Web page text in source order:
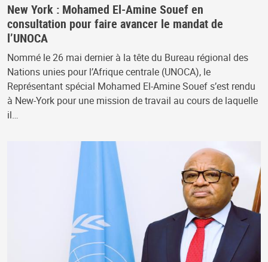
New York : Mohamed El-Amine Souef en
consultation pour faire avancer le mandat de
l’UNOCA
Nommé le 26 mai dernier à la tête du Bureau régional des
Nations unies pour l’Afrique centrale (UNOCA), le
Représentant spécial Mohamed El-Amine Souef s’est rendu
à New-York pour une mission de travail au cours de laquelle
il…